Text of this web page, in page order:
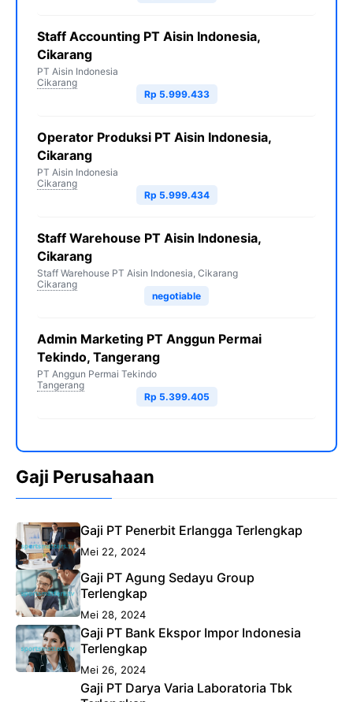
Staff Accounting PT Aisin Indonesia,
Cikarang
PT Aisin Indonesia
Cikarang
Rp 5.999.433
Operator Produksi PT Aisin Indonesia,
Cikarang
PT Aisin Indonesia
Cikarang
Rp 5.999.434
Staff Warehouse PT Aisin Indonesia,
Cikarang
Staff Warehouse PT Aisin Indonesia, Cikarang
Cikarang
negotiable
Admin Marketing PT Anggun Permai
Tekindo, Tangerang
PT Anggun Permai Tekindo
Tangerang
Rp 5.399.405
Gaji Perusahaan
Gaji PT Penerbit Erlangga Terlengkap
Mei 22, 2024
Gaji PT Agung Sedayu Group
Terlengkap
Mei 28, 2024
Gaji PT Bank Ekspor Impor Indonesia
Terlengkap
Mei 26, 2024
Gaji PT Darya Varia Laboratoria Tbk